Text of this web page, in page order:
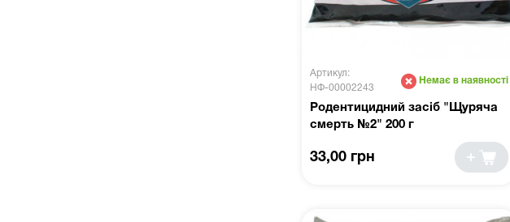
Артикул:
НФ-00002243
Немає в наявності
Родентицидний засіб "Щуряча
смерть №2" 200 г
33,00 грн